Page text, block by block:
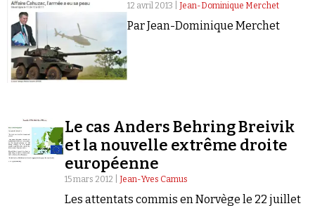
Faire un don
Demander à Vera
12 avril 2013 | Jean-Dominique Merchet
Par Jean-Dominique Merchet
Le cas Anders Behring Breivik
et la nouvelle extrême droite
européenne
15 mars 2012 |Jean-Yves Camus
Les attentats commis en Norvège le 22 juillet